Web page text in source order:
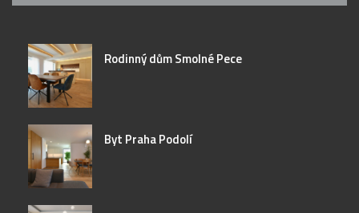
Rodinný dům Smolné Pece
Byt Praha Podolí